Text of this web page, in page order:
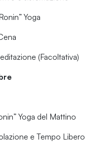
Yoga
(Facoltativa)
Yoga del Mattino
e Tempo Libero